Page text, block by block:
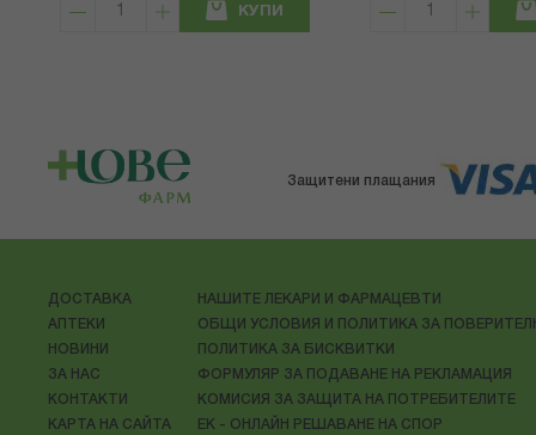
КУПИ
Защитени плащания
ДОСТАВКА
АПТЕКИ
НОВИНИ
ЗА НАС
КОНТАКТИ
КАРТА НА САЙТА
НАШИТЕ ЛЕКАРИ И ФАРМАЦЕВТИ
ОБЩИ УСЛОВИЯ И ПОЛИТИКА ЗА
ПОЛИТИКА ЗА БИСКВИТКИ
ФОРМУЛЯР ЗА ПОДАВАНЕ НА РЕКЛАМАЦИЯ
КОМИСИЯ ЗА ЗАЩИТА НА ПОТРЕБИТЕЛИТЕ
ЕК - ОНЛАЙН РЕШАВАНЕ НА СПОР